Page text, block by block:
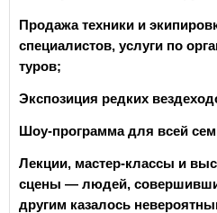
Продажа техники и
специалистов, услуги по
туров;
Экспозиция редких
Шоу-программа для всей
Лекции, мастер-классы и
сцены — людей,
другим казалось